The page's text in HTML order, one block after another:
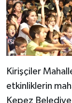
Kirişçiler
etkinliklerin
Kepez